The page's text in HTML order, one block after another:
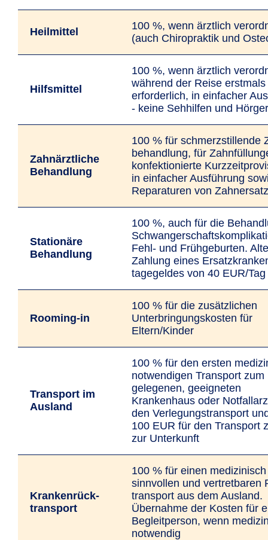
Heilmittel
100 %, wenn ärztlich
(auch Chiropraktik und
Hilfsmittel
100 %, wenn ärztlich
während der Reise erstmals
erforderlich, in einfacher
- keine Seh­hilfen und
Zahnärztliche
Behandlung
100 % für schmerz­stillende
behandlung, für
konfek­tionierte
in einfacher Ausführung
Reparaturen von Zahnersatz
Stationäre
Behandlung
100 %, auch für die
Fehl- und Früh­geburten.
Zahlung eines
tagegeldes von 40 EUR/Tag
Rooming-in
100 % für die zusätzlichen
Unterbringungs­kosten für
Eltern/Kinder
Transport im
Ausland
100 % für den ersten
notwendigen Transport
gelegenen, geeigneten
Krankenhaus oder
den Verlegungs­transport
100 EUR für den Transport
zur Unterkunft
Kranken­rück­
transport
100 % für einen medizinisch
sinnvollen und vertretbaren
transport aus dem Ausland.
Übernahme der Kosten für
Begleit­person, wenn
notwendig